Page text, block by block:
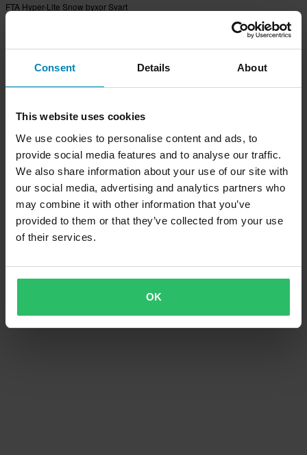
Consent Details About
This website uses cookies
We use cookies to personalise content and ads, to
provide social media features and to analyse our traffic.
We also share information about your use of our site with
our social media, advertising and analytics partners who
may combine it with other information that you’ve
provided to them or that they’ve collected from your use
of their services.
OK
FTA Hyper-Lite Snow byxor Svart